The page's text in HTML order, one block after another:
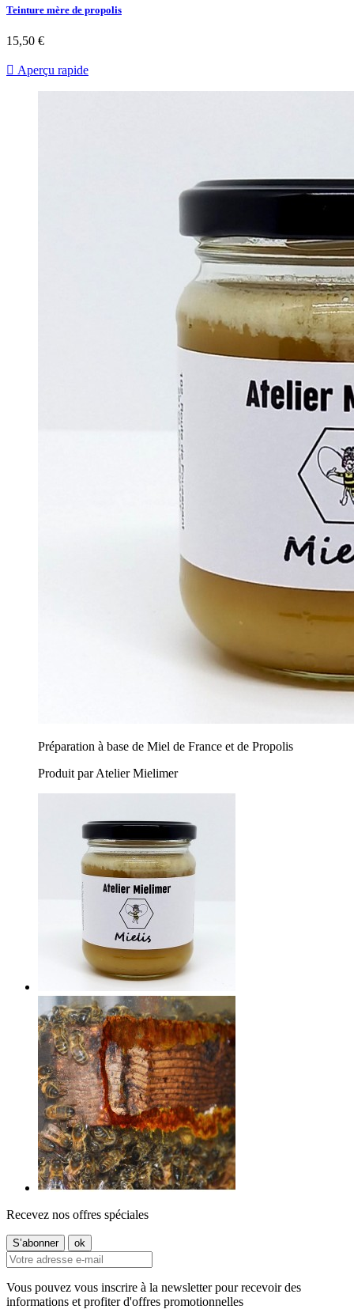
Teinture mère de propolis
15,50 €
 Aperçu rapide
Préparation à base de Miel de France et de Propolis
Produit par Atelier Mielimer
Recevez nos offres spéciales
Vous pouvez vous inscrire à la newsletter pour recevoir des
informations et profiter d'offres promotionnelles